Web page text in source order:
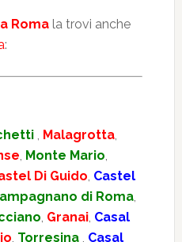
Romala trovi anche
:
, Malagrotta,
, Monte Mario,
Di Guido, Castel
di Roma,
, Granai, Casal
, Torresina , Casal